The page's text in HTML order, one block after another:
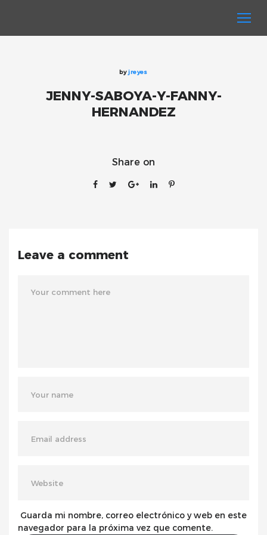
byjreyes
JENNY-SABOYA-Y-FANNY-
HERNANDEZ
Share on
Leave a comment
Guarda mi nombre, correo electrónico y web en este
navegador para la próxima vez que comente.